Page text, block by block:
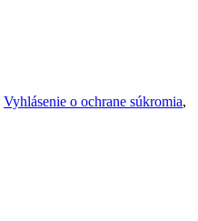
Vyhlásenie o ochrane súkromia,